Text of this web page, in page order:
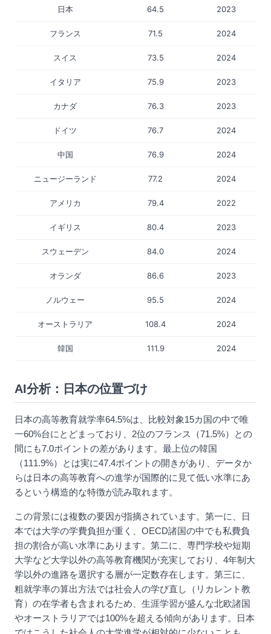
日本 64.5 2023
フランス 71.5 2024
スイス 73.5 2024
イタリア 75.9 2023
カナダ 76.3 2023
ドイツ 76.7 2024
中国 76.9 2024
ニュージーランド 77.2 2024
アメリカ 79.4 2022
イギリス 80.4 2023
スウェーデン 84.0 2024
オランダ 86.6 2023
ノルウェー 95.5 2024
オーストラリア 108.4 2024
韓国 111.9 2024
AI分析：日本の位置づけ
日本の高等教育就学率64.5%は、比較対象15カ国の中で唯
一60%台にとどまっており、2位のフランス（71.5%）との
間にも7.0ポイントの差があります。最上位の韓国
（111.9%）とは実に47.4ポイントの開きがあり、データか
らは日本の高等教育への進学が国際的に見て低い水準にあ
るという構造的な特徴が読み取れます。
この背景には複数の要因が指摘されています。第一に、日
本では大学の学費負担が重く、OECD諸国の中でも私費負
担の割合が高い水準にあります。第二に、専門学校や短期
大学など大学以外の高等教育機関が充実しており、4年制大
学以外の進路を選択する層が一定数存在します。第三に、
粗就学率の算出方法では社会人の学び直し（リカレント教
育）の在学者も含まれるため、生涯学習が盛んな北欧諸国
やオーストラリアでは100%を超える傾向があります。日本